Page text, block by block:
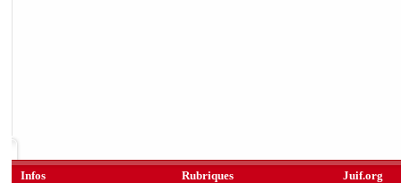
Infos Rubriques Juif.org